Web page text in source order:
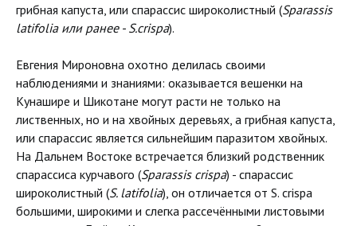
грибная капуста, или спарассис широколистный (Sparassis
latifolia или ранее - S.crispa).
Евгения Мироновна охотно делилась своими
наблюдениями и знаниями: оказывается вешенки на
Кунашире и Шикотане могут расти не только на
лиственных, но и на хвойных деревьях, а грибная капуста,
или спарассис является сильнейшим паразитом хвойных.
На Дальнем Востоке встречается близкий родственник
спарассиса курчавого (Sparassis crispa) - спарассис
широколистный (S. latifolia), он отличается от S. crispa
большими, широкими и слегка рассечёнными листовыми